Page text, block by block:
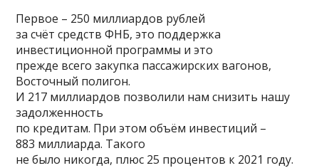
Первое – 250 миллиардов рублей
за счёт средств ФНБ, это поддержка
инвестиционной программы и это
прежде всего закупка пассажирских вагонов,
Восточный полигон.
И 217 миллиардов позволили нам снизить нашу
задолженность
по кредитам. При этом объём инвестиций –
883 миллиарда. Такого
не было никогда, плюс 25 процентов к 2021 году.